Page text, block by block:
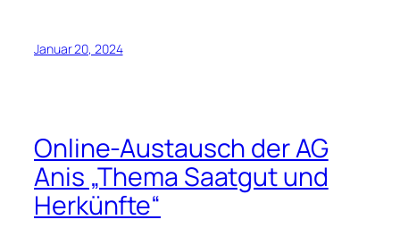
Januar 20, 2024
Online-Austausch der AG
Anis „Thema Saatgut und
Herkünfte“